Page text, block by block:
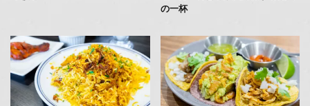
の一杯